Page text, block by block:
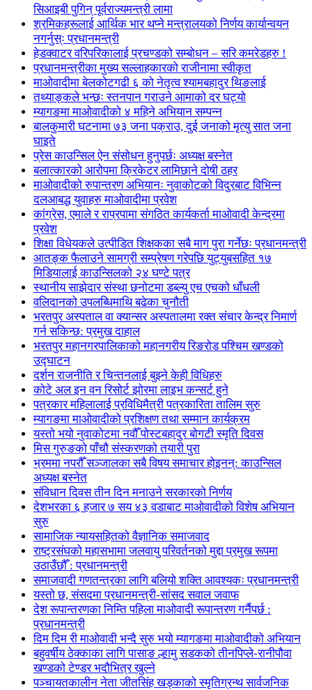
सिआइबी पुगिन् पूर्वराज्यमन्त्री लामा
श्रमिकहरूलाई आर्थिक भार थप्ने मन्त्रालयको निर्णय कार्यान्वयन
नगर्नुस्ः प्रधानमन्त्री
हेडक्वाटर वरिपरिकालाई प्रचण्डको सम्बोधन – सरि कमरेडहरु !
प्रधानमन्त्रीका मुख्य सल्लाहकारको राजीनामा स्वीकृत
माओवादीमा बेलकोटगढी ६ को नेतृत्व श्यामबहादुर थिङलाई
तथ्याङ्कले भन्छः स्तनपान गराउने आमाको दर घट्यो
म्यागङमा माओवादीको ४ महिने अभियान सम्पन्न
बालकुमारी घटनामा ७३ जना पक्राउ, दुई जनाको मृत्यु सात जना
घाइते
प्रेस काउन्सिल ऐन संसोधन हुनुपर्छः अध्यक्ष बस्नेत
बलात्कारको आरोपमा क्रिकेटर लामिछाने दोषी ठहर
माओवादीको रुपान्तरण अभियानः नुवाकोटको विदुरबाट विभिन्न
दलआबद्ध युवाहरु माओवादीमा प्रवेश
कांग्रेस, एमाले र राप्रपामा संगठित कार्यकर्ता माओवादी केन्द्रमा
प्रवेश
शिक्षा विधेयकले उत्पीडित शिक्षकका सबै माग पुरा गर्नेछः प्रधानमन्त्री
आतङ्क फैलाउने सामग्री सम्प्रेषण गरेपछि युट्युबसहित १७
मिडियालाई काउन्सिलको २४ घण्टे पत्र
स्थानीय साझेदार संस्था छनोटमा डब्ल्यु एच एचको धाँधली
वलिदानको उपलब्धिमाथि बढेका चुनौती
भरतपुर अस्पताल वा क्यान्सर अस्पतालमा रक्त संचार केन्द्र निमार्ण
गर्न सकिन्छ: प्रमुख दाहाल
भरतपुर महानगरपालिकाको महानगरीय रिङरोड पश्चिम खण्डको
उद्घाटन
दर्शन राजनीति र चिन्तनलाई बुझ्ने केही विधिहरु
कोटे अल इन वन रिसोर्ट झोरमा लाइभ कन्सर्ट हुने
पत्रकार महिलालाई प्रविधिमैत्री पत्रकारिता तालिम सुरु
म्यागङमा माओवादीको प्रशिक्षण तथा सम्मान कार्यक्रम
यस्तो भयो नुवाकोटमा नवौँ पोस्टबहादुर बोगटी स्मृति दिवस
मिस गुरुङको पाँचौ संस्करणको तयारी पुरा
भ्रममा नपरौँ सञ्जालका सबै विषय समाचार होइनन्: काउन्सिल
अध्यक्ष बस्नेत
संविधान दिवस तीन दिन मनाउने सरकारको निर्णय
देशभरका ६ हजार ७ सय ४३ वडाबाट माओवादीको विशेष अभियान
सुरु
सामाजिक न्यायसहितको वैज्ञानिक समाजवाद
राष्ट्रसंघको महासभामा जलवायु परिवर्तनको मुद्दा प्रमुख रूपमा
उठाउँछौँ : प्रधानमन्त्री
समाजवादी गणतन्त्रका लागि बलियो शक्ति आवश्यकः प्रधानमन्त्री
यस्तो छ, संसदमा प्रधानमन्त्री-सांसद सवाल जवाफ
देश रूपान्तरणका निम्ति पहिला माओवादी रूपान्तरण गर्नैपर्छ :
प्रधानमन्त्री
दिम दिम री माओवादी भन्दै सुरु भयो म्यागङमा माओवादीको अभियान
बहुवर्षीय ठेक्काका लागि पासाङ ल्हामु सडकको तीनपिप्ले-रानीपौवा
खण्डको टेण्डर भदौभित्र खुल्ने
पञ्चायतकालीन नेता जीतसिंह खड्काको स्मृतिग्रन्थ सार्वजनिक